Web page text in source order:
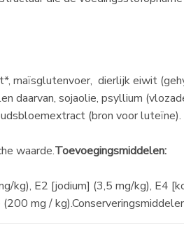
maïsglutenvoer, dierlijk eiwit
daarvan, sojaolie, psyllium
(bron voor
waarde.Toevoegingsmiddelen:
E2 [jodium] (3,5 mg/kg), E4
mg /